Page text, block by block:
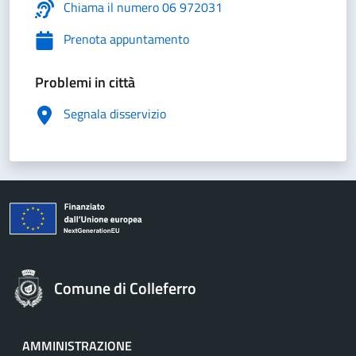
Chiama il numero 06 972031
Prenota appuntamento
Problemi in città
Segnala disservizio
Comune di Colleferro
AMMINISTRAZIONE